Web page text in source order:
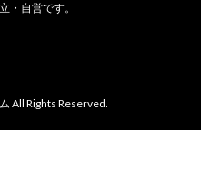
・自営です。
All Rights Reserved.